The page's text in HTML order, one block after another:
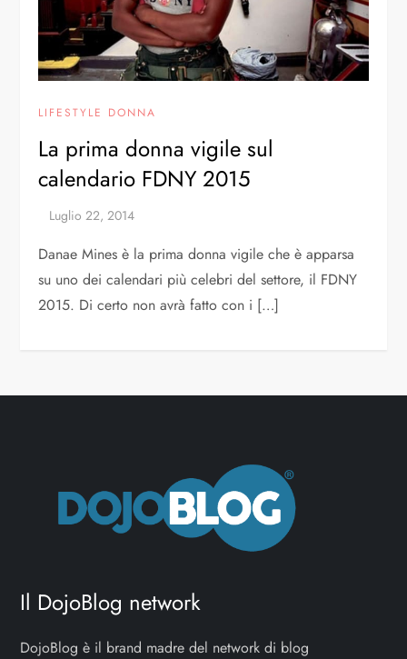
LIFESTYLE DONNA
La prima donna vigile sul
calendario FDNY 2015
Danae Mines è la prima donna vigile che è apparsa
su uno dei calendari più celebri del settore, il FDNY
2015. Di certo non avrà fatto con i […]
Il DojoBlog network
DojoBlog è il brand madre del network di blog